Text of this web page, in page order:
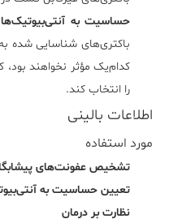
حساسیت به آنتی‌بیوتیک‌ها
باکتری‌های شناسایی شده
کدام‌یک مؤثر نخواهند
را انتخاب کند.
اطلاعات بالینی
مورد استفاده
تشخیص عفونت‌های
تعیین حساسیت به
نظارت بر درمان